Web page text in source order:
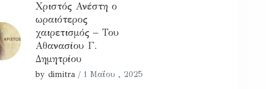
Χριστός Ανέστη ο
ωραιότερος
χαιρετισμός – Του
Αθανασίου Γ.
Δημητρίου
by dimitra / 1 Μαΐου , 2025